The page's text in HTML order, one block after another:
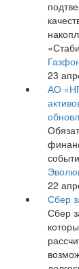
23
АО
22
Сбер
Сбер